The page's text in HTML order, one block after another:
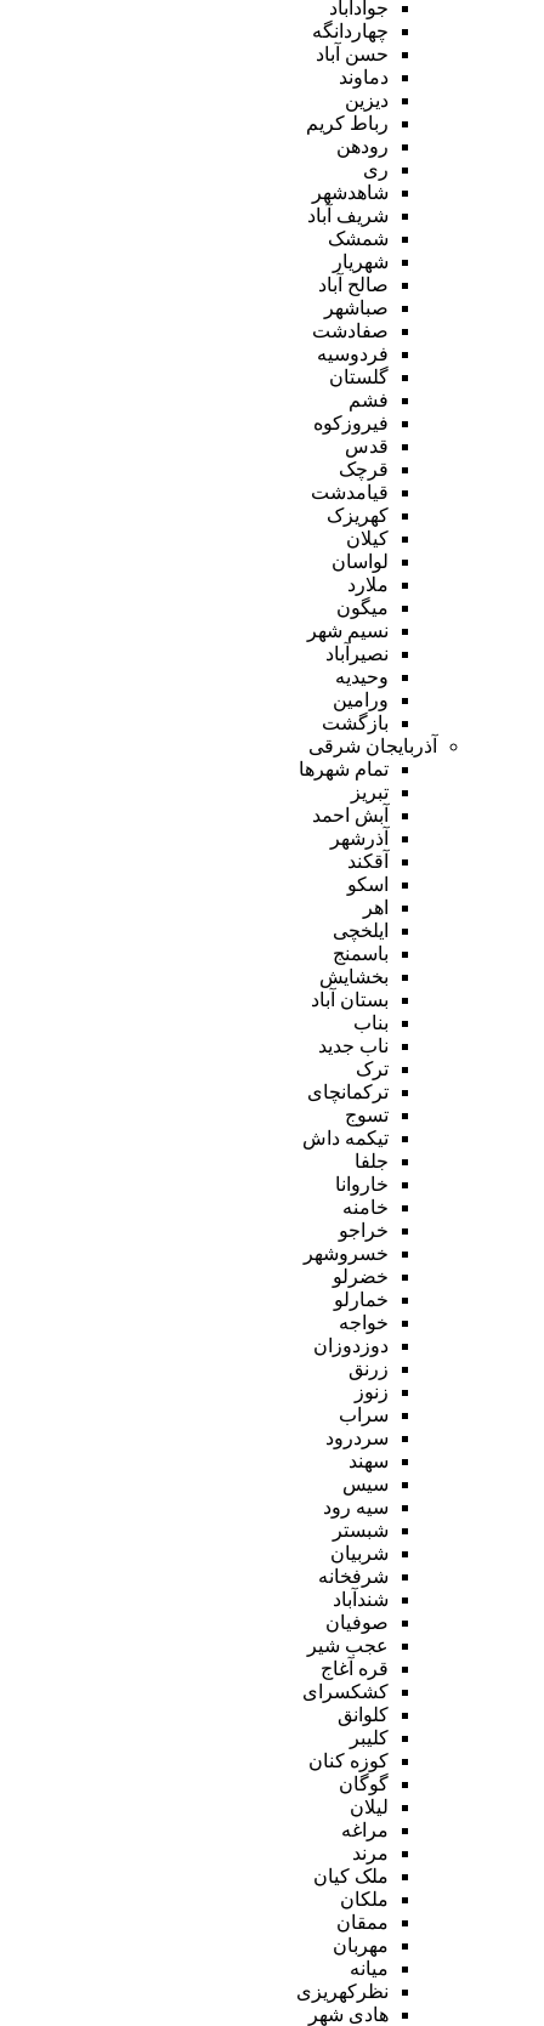
جوادآباد
چهاردانگه
حسن آباد
دماوند
دیزین
رباط کریم
رودهن
ری
شاهدشهر
شریف آباد
شمشک
شهریار
صالح آباد
صباشهر
صفادشت
فردوسیه
گلستان
فشم
فیروزکوه
قدس
قرچک
قیامدشت
کهریزک
کیلان
لواسان
ملارد
میگون
نسیم شهر
نصیرآباد
وحیدیه
ورامین
بازگشت
آذربایجان شرقی
تمام شهر‌ها
تبریز
آبش احمد
آذرشهر
آقکند
اسکو
اهر
ایلخچی
باسمنج
بخشایش
بستان آباد
بناب
ناب جدید
ترک
ترکمانچای
تسوج
تیکمه داش
جلفا
خاروانا
خامنه
خراجو
خسروشهر
خضرلو
خمارلو
خواجه
دوزدوزان
زرنق
زنوز
سراب
سردرود
سهند
سیس
سیه رود
شبستر
شربیان
شرفخانه
شندآباد
صوفیان
عجب شیر
قره آغاج
کشکسرای
کلوانق
کلیبر
کوزه کنان
گوگان
لیلان
مراغه
مرند
ملک کیان
ملکان
ممقان
مهربان
میانه
نظرکهریزی
هادی شهر